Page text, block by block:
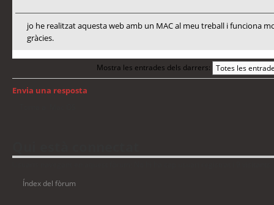
jo he realitzat aquesta web amb un MAC al meu treball i funciona
gràcies.
Mostra les entrades dels darrers:
Envia una resposta
Índex del fòrum